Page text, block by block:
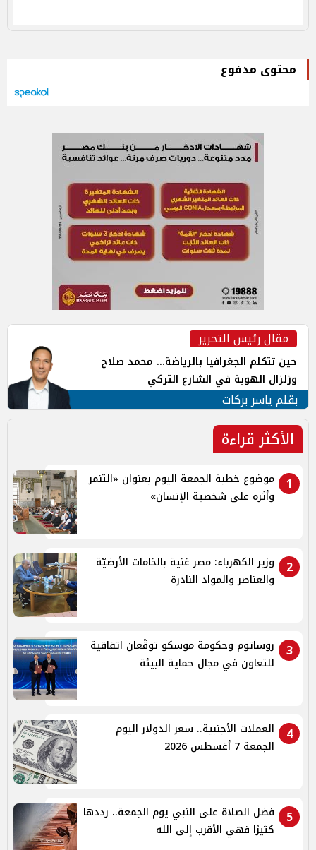
محتوى مدفوع
مقال رئيس التحرير
حين تتكلم الجغرافيا بالرياضة... محمد صلاح
وزلزال الهوية في الشارع التركي
بقلم ياسر بركات
الأكثر قراءة
1
موضوع خطبة الجمعة اليوم بعنوان «التنمر
وأثره على شخصية الإنسان»
2
وزير الكهرباء: مصر غنية بالخامات الأرضيّة
والعناصر والمواد النادرة
3
روساتوم وحكومة موسكو توقّعان اتفاقية
للتعاون في مجال حماية البيئة
4
العملات الأجنبية.. سعر الدولار اليوم
الجمعة 7 أغسطس 2026
5
فضل الصلاة على النبي يوم الجمعة.. رددها
كثيرًا فهي الأقرب إلى الله